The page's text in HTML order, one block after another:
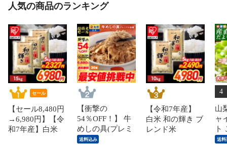
人気の商品のランキング
セール
【セール8,480円
→6,980円】【令
和7年産】白米
【衝撃の
54％OFF！】 牛
めしの具(プレミ
アム仕様)30個セ
送料込み
【令和7年産】
白米 和の輝き ブ
レンド米
4
山
ャ
ト
赤
送料